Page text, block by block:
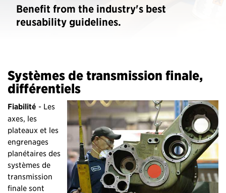
Benefit from the industry's best
reusability guidelines.
Systèmes de transmission finale,
différentiels
Fiabilité - Les
axes, les
plateaux et les
engrenages
planétaires des
systèmes de
transmission
finale sont